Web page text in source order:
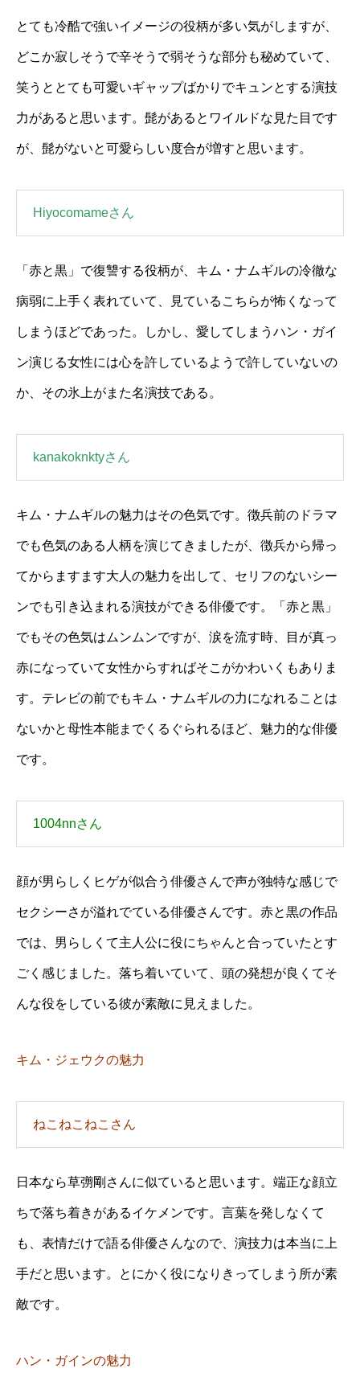
とても冷酷で強いイメージの役柄が多い気がしますが、
どこか寂しそうで辛そうで弱そうな部分も秘めていて、
笑うととても可愛いギャップばかりでキュンとする演技
力があると思います。髭があるとワイルドな見た目です
が、髭がないと可愛らしい度合が増すと思います。
Hiyocomameさん
「赤と黒」で復讐する役柄が、キム・ナムギルの冷徹な
病弱に上手く表れていて、見ているこちらが怖くなって
しまうほどであった。しかし、愛してしまうハン・ガイ
ン演じる女性には心を許しているようで許していないの
か、その氷上がまた名演技である。
kanakoknktyさん
キム・ナムギルの魅力はその色気です。徴兵前のドラマ
でも色気のある人柄を演じてきましたが、徴兵から帰っ
てからますます大人の魅力を出して、セリフのないシー
ンでも引き込まれる演技ができる俳優です。「赤と黒」
でもその色気はムンムンですが、涙を流す時、目が真っ
赤になっていて女性からすればそこがかわいくもありま
す。テレビの前でもキム・ナムギルの力になれることは
ないかと母性本能までくるぐられるほど、魅力的な俳優
です。
1004nnさん
顔が男らしくヒゲが似合う俳優さんで声が独特な感じで
セクシーさが溢れでている俳優さんです。赤と黒の作品
では、男らしくて主人公に役にちゃんと合っていたとす
ごく感じました。落ち着いていて、頭の発想が良くてそ
んな役をしている彼が素敵に見えました。
キム・ジェウクの魅力
ねこねこねこさん
日本なら草彅剛さんに似ていると思います。端正な顔立
ちで落ち着きがあるイケメンです。言葉を発しなくて
も、表情だけで語る俳優さんなので、演技力は本当に上
手だと思います。とにかく役になりきってしまう所が素
敵です。
ハン・ガインの魅力